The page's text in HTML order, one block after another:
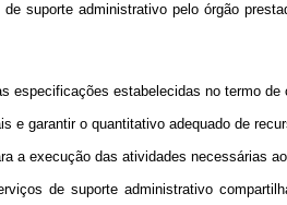
suporte administrativo pelo órgão
especificações estabelecidas no termo
e garantir o quantitativo adequado de
a execução das atividades necessárias
de suporte administrativo